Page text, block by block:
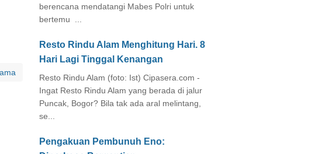
berencana mendatangi Mabes Polri untuk
bertemu ...
Resto Rindu Alam Menghitung Hari. 8
Hari Lagi Tinggal Kenangan
Resto Rindu Alam (foto: Ist) Cipasera.com -
Ingat Resto Rindu Alam yang berada di jalur
Puncak, Bogor? Bila tak ada aral melintang,
se...
Pengakuan Pembunuh Eno: